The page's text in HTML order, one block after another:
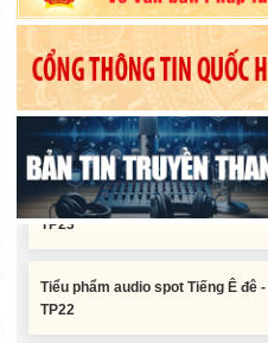
Nghị quyết về việc phân bổ kế
hoạch vốn đầu tư phát triển được
phép kéo dài thời gian sang năm
2026 thực hiện và giải...
Nghị quyết Vê việc điều chinh và
phân bổ chi tiết kế hoạch đầu tư
TP25
Tiểu phẩm audio spot Tiếng Ê đê -
TP24
Tiểu phẩm audio spot Tiếng Ê đê -
TP23
Tiểu phẩm audio spot Tiếng Ê đê -
Tiểu phẩm audio spot Tiếng Ê đê -